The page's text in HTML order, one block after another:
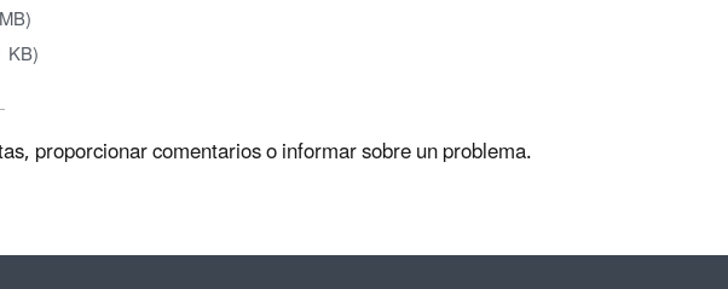
KB)
proporcionar comentarios o informar sobre un problema.